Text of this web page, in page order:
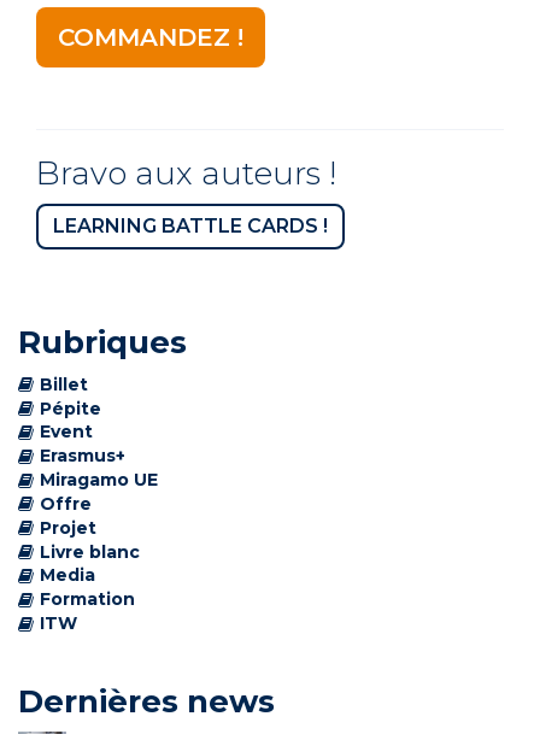
COMMANDEZ !
Bravo aux auteurs !
LEARNING BATTLE CARDS !
Rubriques
Billet
Pépite
Event
Erasmus+
Miragamo UE
Offre
Projet
Livre blanc
Media
Formation
ITW
Dernières news